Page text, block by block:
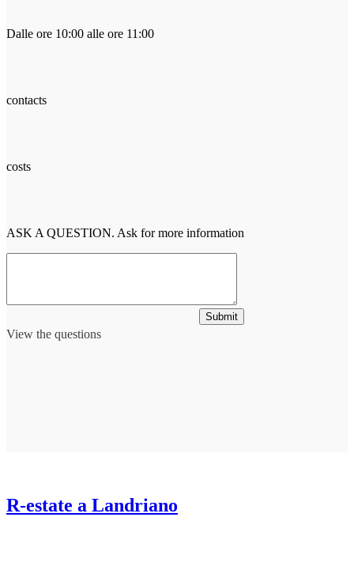
Dalle ore 10:00 alle ore 11:00
contacts
costs
ASK A QUESTION. Ask for more information
View the questions
Submit
R-estate a Landriano